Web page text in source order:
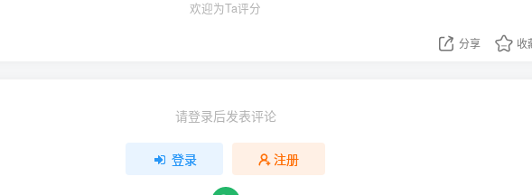
欢迎为Ta评分
分享 收
请登录后发表评论
登录 注册